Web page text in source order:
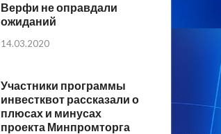
Верфи не оправдали
ожиданий
14.03.2020
Участники программы
инвестквот рассказали о
плюсах и минусах
проекта Минпромторга